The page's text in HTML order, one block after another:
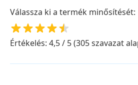
Válassza ki a termék minősítését:
Értékelés: 4,5 / 5 (305 szavazat